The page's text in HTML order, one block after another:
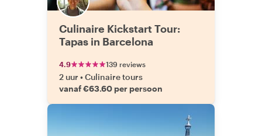
Culinaire Kickstart Tour:
Tapas in Barcelona
4.9 139 reviews
2 uur •Culinaire tours
vanaf €63.60 per persoon